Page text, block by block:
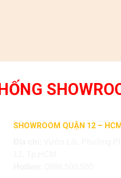
SHOWROOM QUẬN 12 – HCM